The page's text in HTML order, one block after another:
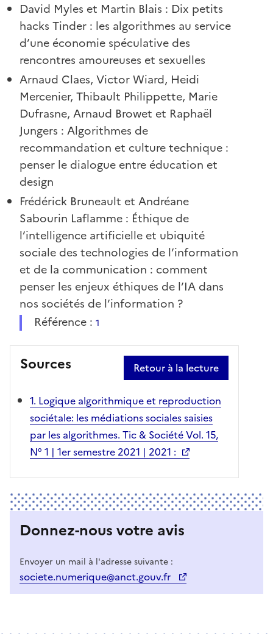
David Myles et Martin Blais : Dix petits
hacks Tinder : les algorithmes au service
d’une économie spéculative des
rencontres amoureuses et sexuelles
Arnaud Claes, Victor Wiard, Heidi
Mercenier, Thibault Philippette, Marie
Dufrasne, Arnaud Browet et Raphaël
Jungers : Algorithmes de
recommandation et culture technique :
penser le dialogue entre éducation et
design
Frédérick Bruneault et Andréane
Sabourin Laflamme : Éthique de
l’intelligence artificielle et ubiquité
sociale des technologies de l’information
et de la communication : comment
penser les enjeux éthiques de l’IA dans
nos sociétés de l’information ?
Référence : 1
Sources Retour à la lecture
1. Logique algorithmique et reproduction
sociétale: les médiations sociales saisies
par les algorithmes. Tic & Société Vol. 15,
N° 1 | 1er semestre 2021 | 2021 :
Donnez-nous votre avis
Envoyer un mail à l'adresse suivante :
societe.numerique@anct.gouv.fr